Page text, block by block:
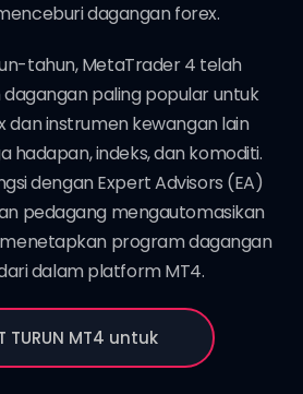
dagangan forex.
tahun, MetaTrader 4 telah
paling popular untuk
dan instrumen kewangan lain
hadapan,indeks, dankomoditi.
dengan Expert Advisors (EA)
pedagang mengautomasikan
program dagangan
dalam platform MT4.
TURUN MT4 untuk